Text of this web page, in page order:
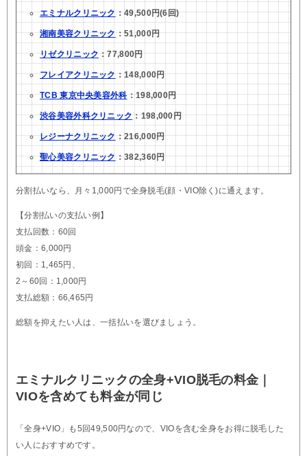
エミナルクリニック：49,500円(6回)
湘南美容クリニック：51,000円
リゼクリニック：77,800円
フレイアクリニック：148,000円
TCB 東京中央美容外科：198,000円
渋谷美容外科クリニック：198,000円
レジーナクリニック：216,000円
聖心美容クリニック：382,360円
分割払いなら、月々1,000円で全身脱毛(顔・VIO除く)に通えます。
【分割払いの支払い例】
支払回数：60回
頭金：6,000円
初回：1,465円、
2～60回：1,000円
支払総額：66,465円
総額を抑えたい人は、一括払いを選びましょう。
エミナルクリニックの全身+VIO脱毛の料金｜
VIOを含めても料金が同じ
「全身+VIO」も5回49,500円なので、VIOを含む全身をお得に脱毛した
い人におすすめです。